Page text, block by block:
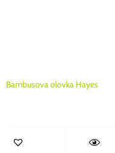
Bambusova olovka Hayes